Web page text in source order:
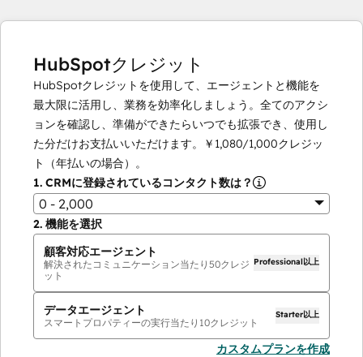
HubSpotクレジット
HubSpotクレジットを使用して、エージェントと機能を
最大限に活用し、業務を効率化しましょう。全てのアクシ
ョンを確認し、準備ができたらいつでも拡張でき、使用し
た分だけお支払いいただけます。
￥1,080/1,000クレジッ
ト（年払いの場合）。
1. CRMに登録されているコンタクト数は？
0 - 2,000
2. 機能を選択
顧客対応エージェント
解決されたコミュニケーション当たり 50クレジ
ット
Professional以上
データエージェント
スマートプロパティーの実行当たり 10クレジット
Starter以上
カスタムプランを作成